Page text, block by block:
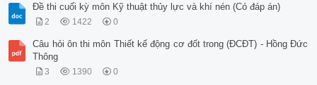
Đề thi cuối kỳ môn Kỹ thuật thủy lực và khí nén (Có đáp án)
2 1422 0
Câu hỏi ôn thi môn Thiết kế động cơ đốt trong (ĐCĐT) - Hồng Đức
Thông
3 1390 0